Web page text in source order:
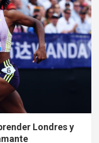
Londres y